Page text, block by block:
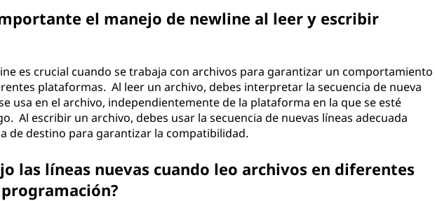
el manejo de newline al leer y escribir
es crucial cuando se trabaja con archivos para garantizar un comportamiento
plataformas. Al leer un archivo, debes interpretar la secuencia de nueva
usa en el archivo, independientemente de la plataforma en la que se esté
Al escribir un archivo, debes usar la secuencia de nuevas líneas adecuada
de destino para garantizar la compatibilidad.
las líneas nuevas cuando leo archivos en diferentes